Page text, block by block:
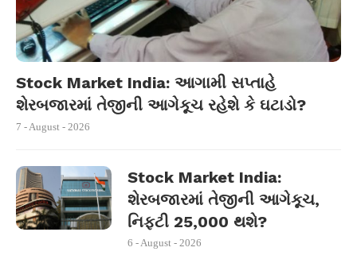
Stock Market India: આગામી સપ્તાહે
શેરબજારમાં તેજીની આગેકૂચ રહેશે કે ઘટાડો?
7 - August - 2026
Stock Market India:
શેરબજારમાં તેજીની આગેકૂચ,
નિફ્ટી 25,000 થશે?
6 - August - 2026